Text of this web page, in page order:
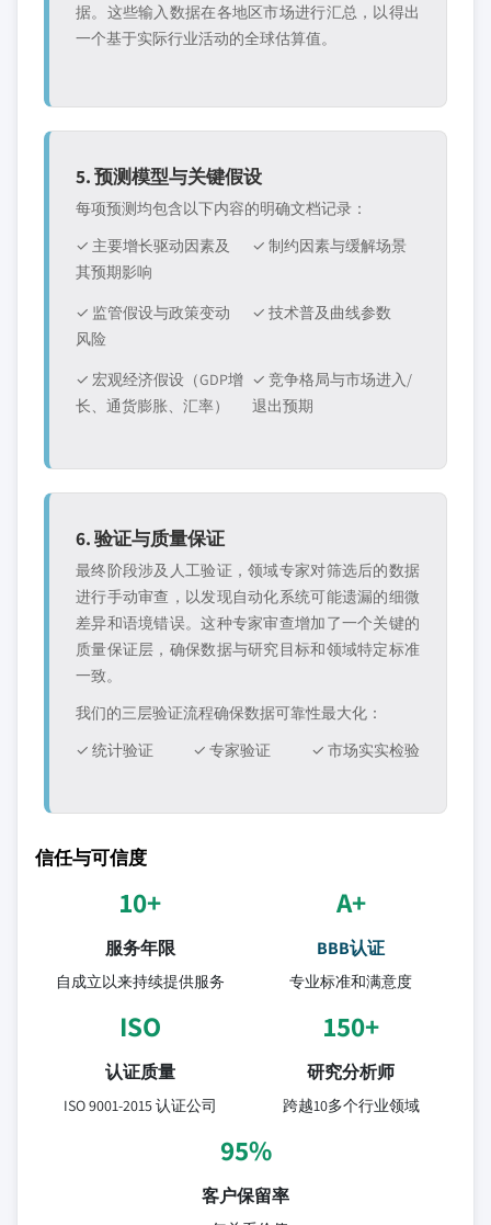
据。这些输入数据在各地区市场进行汇总，以得出
一个基于实际行业活动的全球估算值。
5. 预测模型与关键假设
每项预测均包含以下内容的明确文档记录：
✓ 主要增长驱动因素及
其预期影响
✓ 制约因素与缓解场景
✓ 监管假设与政策变动
风险
✓ 技术普及曲线参数
✓ 宏观经济假设（GDP增
长、通货膨胀、汇率）
✓ 竞争格局与市场进入/
退出预期
6. 验证与质量保证
最终阶段涉及人工验证，领域专家对筛选后的数据
进行手动审查，以发现自动化系统可能遗漏的细微
差异和语境错误。这种专家审查增加了一个关键的
质量保证层，确保数据与研究目标和领域特定标准
一致。
我们的三层验证流程确保数据可靠性最大化：
✓ 统计验证
✓ 专家验证 ✓ 市场实实检验
信任与可信度
10+
服务年限
自成立以来持续提供服务
A+
BBB认证
专业标准和满意度
ISO
认证质量
ISO 9001-2015 认证公司
150+
研究分析师
跨越10多个行业领域
95%
客户保留率